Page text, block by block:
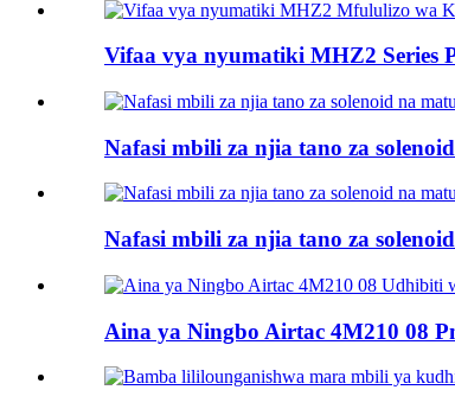
Vifaa vya nyumatiki MHZ2 Series
Nafasi mbili za njia tano za
Nafasi mbili za njia tano za
Aina ya Ningbo Airtac 4M210 08